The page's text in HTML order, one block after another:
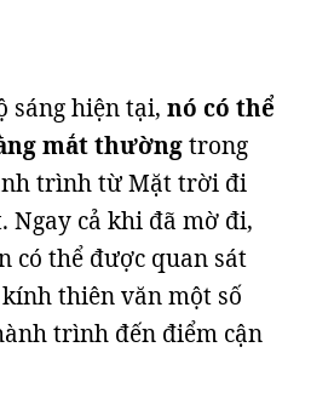
sáng hiện tại, nó có thể
mắt thườngtrong
trình từ Mặt trời đi
Ngay cả khi đã mờ đi,
có thể được quan sát
thiên văn một số
trình đến điểm cận